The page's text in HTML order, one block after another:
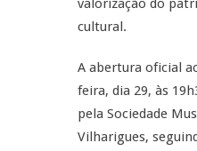
valorização do
cultural.
A abertura oficial
feira, dia 29, às
pela Sociedade
Vilharigues,